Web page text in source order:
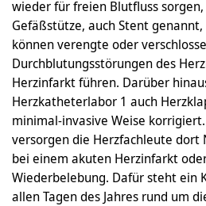
wieder für freien Blutfluss
Gefäßstütze, auch Stent
können verengte oder
Durchblutungsstörungen des
Herzinfarkt führen. Darüber
Herzkatheterlabor 1 auch
minimal-invasive Weise
versorgen die Herzfachleute dort
bei einem akuten Herzinfarkt
Wiederbelebung. Dafür steht ein
allen Tagen des Jahres rund um